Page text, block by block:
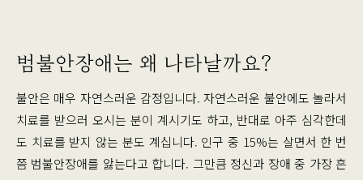
범불안장애는 왜 나타날까요?
불안은 매우 자연스러운 감정입니다. 자연스러운 불안에도 놀라서
치료를 받으러 오시는 분이 계시기도 하고, 반대로 아주 심각한데
도 치료를 받지 않는 분도 계십니다. 인구 중 15%는 살면서 한 번
쯤 범불안장애를 앓는다고 합니다. 그만큼 정신과 장애 중 가장 흔